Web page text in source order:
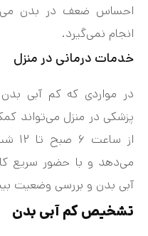
احساس ضعف در بدن
انجام نمی‌گیرد.
خدمات درمانی در منزل
در مواردی که کم‌ آبی
پزشکی در منزل می‌تواند
از
می‌دهد و با حضور سریع
آبی بدن و بررسی وضعیت
تشخیص کم‌ آبی بدن